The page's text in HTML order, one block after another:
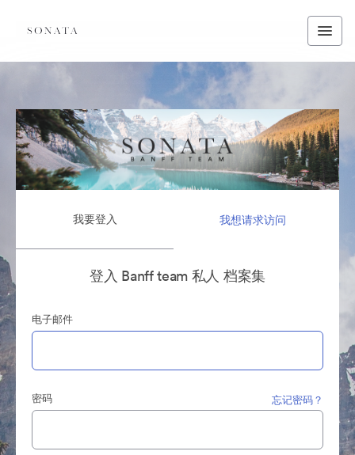
我要登入 我想请求访问
登入 Banff team 私人 档案集
电子邮件
密码 忘记密码？